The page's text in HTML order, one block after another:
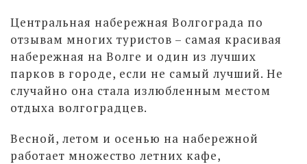
Центральная набережная Волгограда по
отзывам многих туристов – самая красивая
набережная на Волге и один из лучших
парков в городе, если не самый лучший. Не
случайно она стала излюбленным местом
отдыха волгоградцев.
Весной, летом и осенью на набережной
работает множество летних кафе,